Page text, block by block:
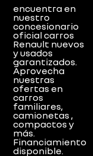
encuentra en
nuestro
concesionario
oficial carros
Renault nuevos
y usados
garantizados.
Aprovecha
nuestras
ofertas en
carros
familiares,
camionetas ,
compactos y
más.
Financiamiento
disponible.